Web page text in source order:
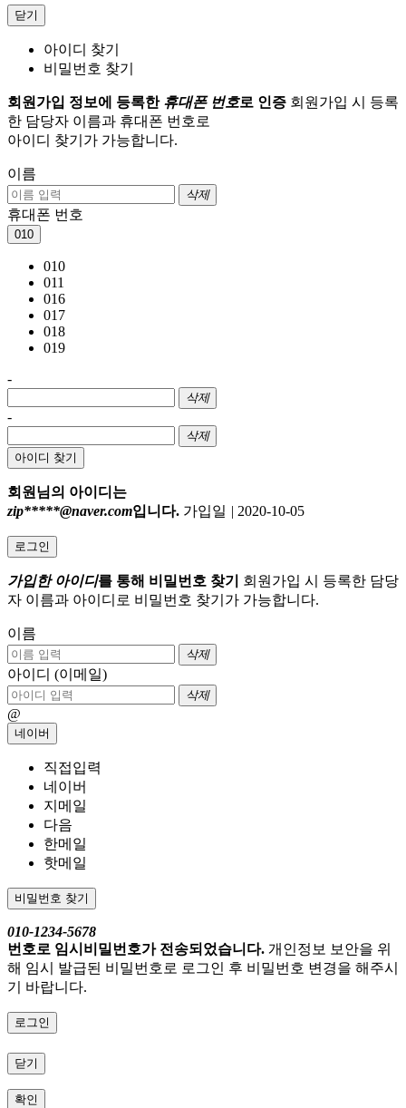
닫기
아이디 찾기
비밀번호 찾기
회원가입 정보에 등록한 휴대폰 번호로 인증 회원가입 시 등록
한 담당자 이름과 휴대폰 번호로
아이디 찾기가 가능합니다.
이름
삭제
휴대폰 번호
010
010
011
016
017
018
019
-
삭제
-
삭제
아이디 찾기
회원님의 아이디는
zip*****@naver.com입니다. 가입일 | 2020-10-05
로그인
가입한 아이디를 통해 비밀번호 찾기
회원가입 시 등록한 담당
자 이름과 아이디로 비밀번호 찾기가 가능합니다.
이름
삭제
아이디 (이메일)
삭제
@
네이버
직접입력
네이버
지메일
다음
한메일
핫메일
비밀번호 찾기
010-1234-5678
번호로 임시비밀번호가 전송되었습니다. 개인정보 보안을 위
해 임시 발급된 비밀번호로 로그인 후 비밀번호 변경을 해주시
기 바랍니다.
로그인
닫기
확인